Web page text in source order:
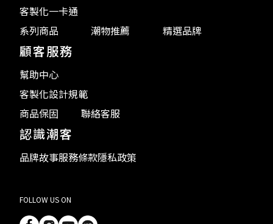
客製化一卡通
系列商品
潮物推薦 精選品牌
顧客服務
幫助中心
客製化設計規範
商品保固
聯絡客服
認識潮客
品牌故事服務條款隱私政策
FOLLOW US ON